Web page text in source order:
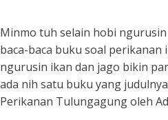
Minmo tuh selain hobi
baca-baca buku soal
ngurusin ikan dan jago bikin
ada nih satu buku yang judulnya
Perikanan Tulungagungoleh